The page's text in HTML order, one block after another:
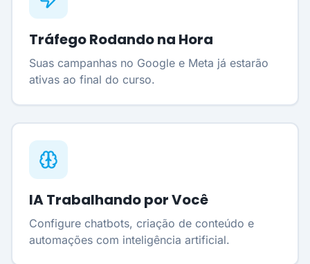
Tráfego Rodando na Hora
Suas campanhas no Google e Meta já estarão
ativas ao final do curso.
IA Trabalhando por Você
Configure chatbots, criação de conteúdo e
automações com inteligência artificial.